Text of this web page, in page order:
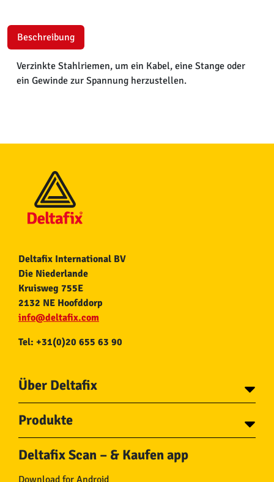
Beschreibung
Verzinkte Stahlriemen, um ein Kabel, eine Stange oder
ein Gewinde zur Spannung herzustellen.
Deltafix International BV
Die Niederlande
Kruisweg 755E
2132 NE Hoofddorp
info@deltafix.com
Tel: +31(0)20 655 63 90
Über Deltafix
Kontakt
Produkte
Schrauben
Bolzen
Seile
Deltafix Scan – & Kaufen app
Download for Android